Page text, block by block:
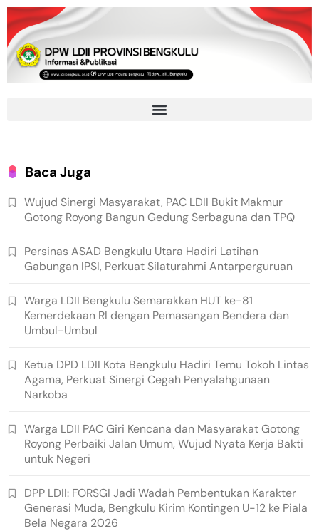
Baca Juga
Wujud Sinergi Masyarakat, PAC LDII Bukit Makmur
Gotong Royong Bangun Gedung Serbaguna dan TPQ
Persinas ASAD Bengkulu Utara Hadiri Latihan
Gabungan IPSI, Perkuat Silaturahmi Antarperguruan
Warga LDII Bengkulu Semarakkan HUT ke-81
Kemerdekaan RI dengan Pemasangan Bendera dan
Umbul-Umbul
Ketua DPD LDII Kota Bengkulu Hadiri Temu Tokoh Lintas
Agama, Perkuat Sinergi Cegah Penyalahgunaan
Narkoba
Warga LDII PAC Giri Kencana dan Masyarakat Gotong
Royong Perbaiki Jalan Umum, Wujud Nyata Kerja Bakti
untuk Negeri
DPP LDII: FORSGI Jadi Wadah Pembentukan Karakter
Generasi Muda, Bengkulu Kirim Kontingen U-12 ke Piala
Bela Negara 2026